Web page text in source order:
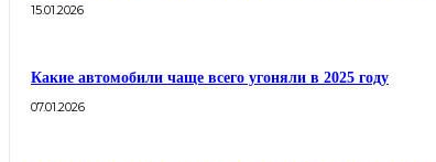
15.01.2026
Какие автомобили чаще всего угоняли в 2025 году
07.01.2026